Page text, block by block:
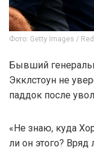
Фото: Getty Images /
Бывший
Экклстоун не
паддок после
«Не знаю, куда
ли он этого? Вряд